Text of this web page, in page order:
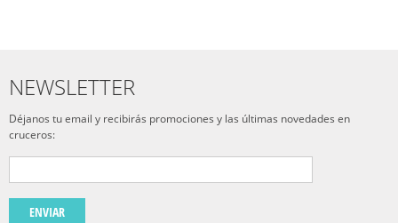
NEWSLETTER
Déjanos tu email y recibirás promociones y las últimas novedades en
cruceros:
ENVIAR